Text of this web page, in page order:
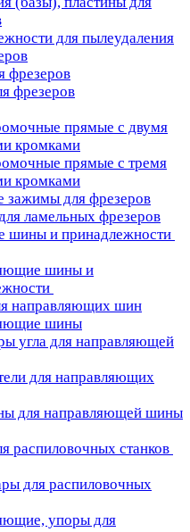
для пылеудаления
фрезеров
фрезеров
прямые с двумя
кромками
прямые с тремя
кромками
зажимы для фрезеров
ламельных фрезеров
шины и принадлежности
шины и
направляющих шин
шины
угла для направляющей
для направляющих
для направляющей шины
распиловочных станков
для распиловочных
упоры для